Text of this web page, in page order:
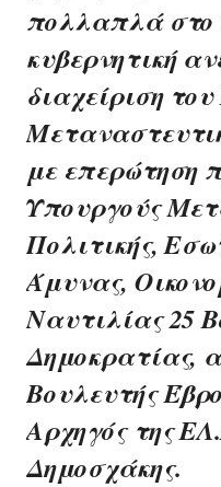
πολλαπλά στο
κυβερνητική
διαχείριση
με επερώτηση
Υπουργούς
Πολιτικής,
Άμυνας,
Ναυτιλίας 25
Δημοκρατίας,
Βουλευτής
Αρχηγός της
Δημοσχάκης.